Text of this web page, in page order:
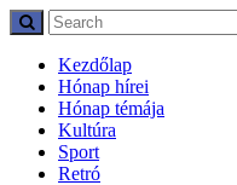
Kezdőlap
Hónap hírei
Hónap témája
Kultúra
Sport
Retró